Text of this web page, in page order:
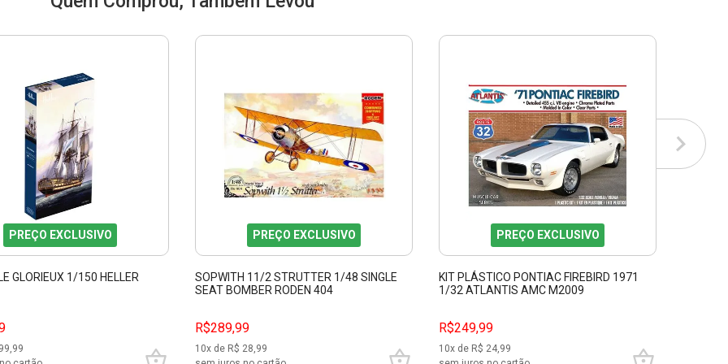
PREÇO EXCLUSIVO
GLORIEUX 1/150 HELLER
PREÇO EXCLUSIVO
SOPWITH 11/2 STRUTTER 1/48 SINGLE
SEAT BOMBER RODEN 404
R$289,99
10x de R$ 28,99
PREÇO EXCLUSIVO
KIT PLÁSTICO PONTIAC FIREBIRD 1971
1/32 ATLANTIS AMC M2009
R$249,99
10x de R$ 24,99